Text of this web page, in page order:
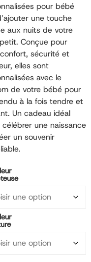
pour bébé
une touche
aux nuits de votre
Conçue pour
sécurité et
elles sont
avec le
de votre bébé pour
à la fois tendre et
Un cadeau idéal
célébrer une naissance
un souvenir